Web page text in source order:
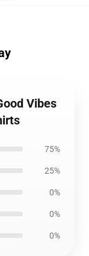
Vibes
75%
25%
0%
0%
0%